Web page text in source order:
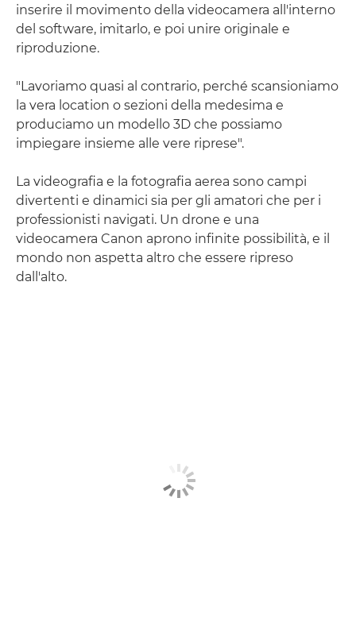
inserire il movimento della videocamera all'interno
del software, imitarlo, e poi unire originale e
riproduzione.
"Lavoriamo quasi al contrario, perché scansioniamo
la vera location o sezioni della medesima e
produciamo un modello 3D che possiamo
impiegare insieme alle vere riprese".
La videografia e la fotografia aerea sono campi
divertenti e dinamici sia per gli amatori che per i
professionisti navigati. Un drone e una
videocamera Canon aprono infinite possibilità, e il
mondo non aspetta altro che essere ripreso
dall'alto.